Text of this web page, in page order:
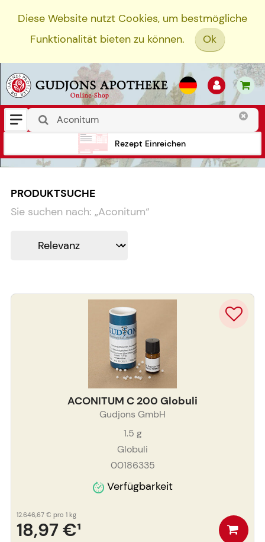
Diese Website nutzt Cookies, um bestmögliche
Funktionalität bieten zu können.
Ok
Rezept Einreichen
PRODUKTSUCHE
Sie suchen nach: „Aconitum“
ACONITUM C 200 Globuli
Gudjons GmbH
1.5 g
Globuli
00186335
Verfügbarkeit
18,97 €¹
12.646,67 € pro 1 kg